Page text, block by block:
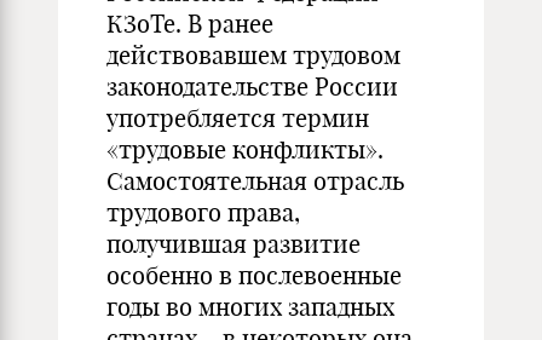
КЗоТе. В ранее
действовавшем трудовом
законодательстве России
употребляется термин
«трудовые конфликты».
Самостоятельная отрасль
трудового права,
получившая развитие
особенно в послевоенные
годы во многих западных